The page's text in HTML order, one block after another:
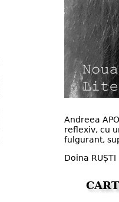
Andreea
reflexiv, cu
fulgurant,
Doina RUȘTI